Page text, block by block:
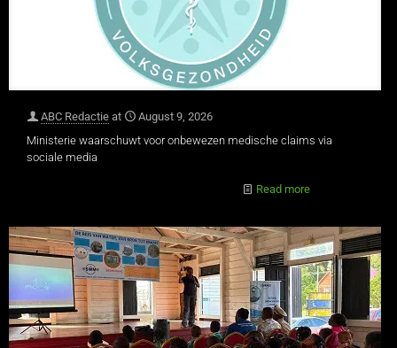
ABC Redactie at
August 9, 2026
Ministerie waarschuwt voor onbewezen medische claims via
sociale media
Read more